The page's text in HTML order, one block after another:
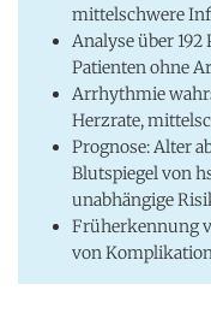
mittelschwere
Analyse über
Patienten ohne
Arrhythmie
Herzrate,
Prognose: Alter
Blutspiegel von
unabhängige
Früherkennung
von